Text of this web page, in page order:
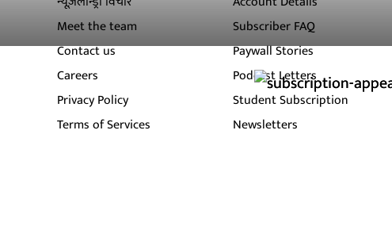
Meet the team
Contact us
Careers
Privacy Policy
Terms of Services
Subscriber FAQ
Paywall Stories
Podcast Letters
Student Subscription
Newsletters